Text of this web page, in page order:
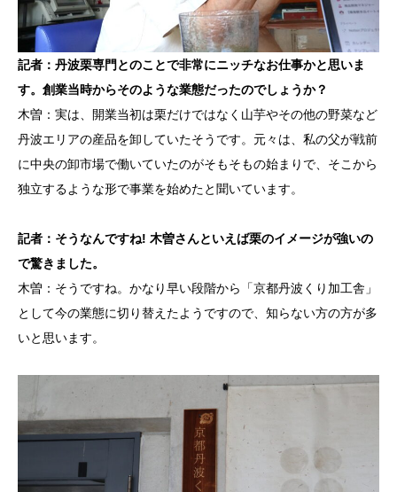
記者：丹波栗専門とのことで非常にニッチなお仕事かと思いま
す。創業当時からそのような業態だったのでしょうか？
木曽：実は、開業当初は栗だけではなく山芋やその他の野菜など
丹波エリアの産品を卸していたそうです。元々は、私の父が戦前
に中央の卸市場で働いていたのがそもそもの始まりで、そこから
独立するような形で事業を始めたと聞いています。
記者：そうなんですね! 木曽さんといえば栗のイメージが強いの
で驚きました。
木曽：そうですね。かなり早い段階から「京都丹波くり加工舎」
として今の業態に切り替えたようですので、知らない方の方が多
いと思います。